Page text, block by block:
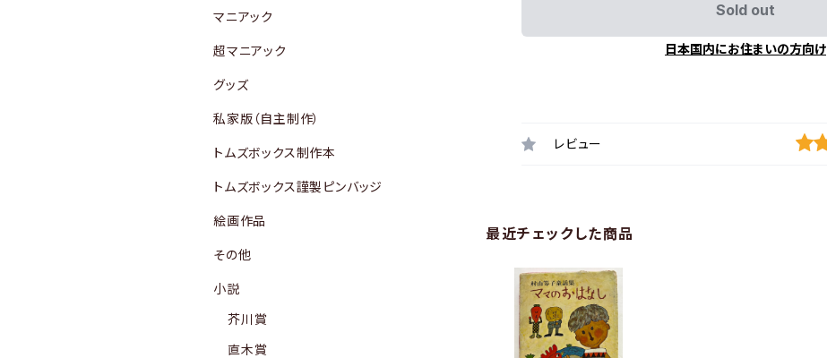
Sold out
日本国内にお住まいの方向け
レビュー
最近チェックした商品
マニアック
超マニアック
グッズ
私家版（自主制作）
トムズボックス制作本
トムズボックス謹製ピンバッジ
絵画作品
その他
小説
芥川賞
直木賞